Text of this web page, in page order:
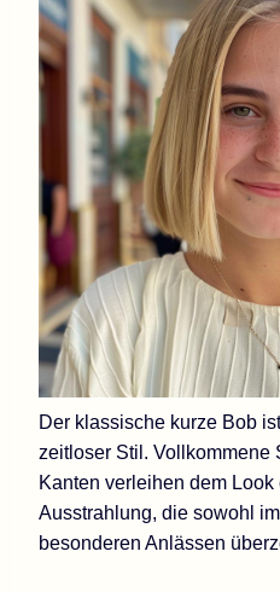
Der klassische kurze Bob
zeitloser Stil. Vollkommene
Kanten verleihen dem
Ausstrahlung, die sowohl
besonderen Anlässen